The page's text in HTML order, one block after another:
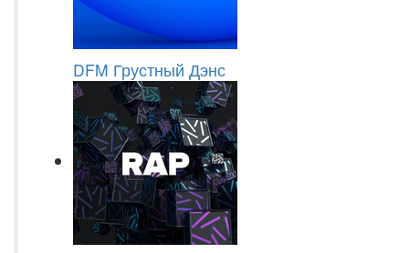
DFM Грустный Дэнс